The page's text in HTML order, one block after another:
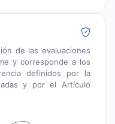
de las evaluaciones
y corresponde a los
definidos por la
y por el Artículo